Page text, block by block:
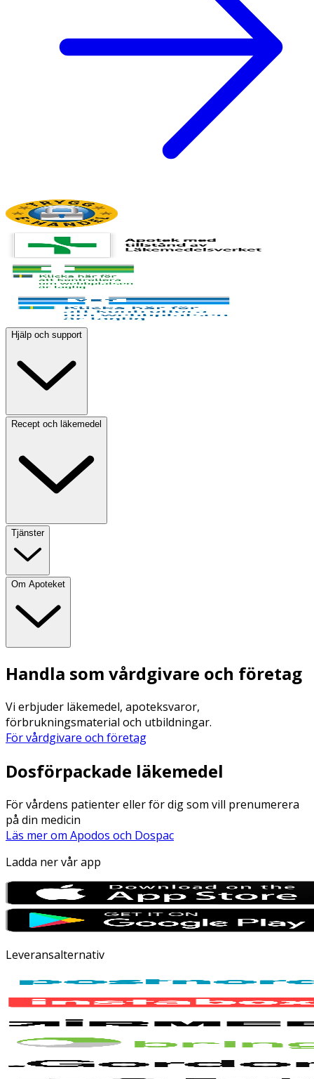
Hjälp och support
Recept och läkemedel
Tjänster
Om Apoteket
Handla som vårdgivare och företag
Vi erbjuder läkemedel, apoteksvaror,
förbrukningsmaterial och utbildningar.
För vårdgivare och företag
Dosförpackade läkemedel
För vårdens patienter eller för dig som vill prenumerera
på din medicin
Läs mer om Apodos och Dospac
Ladda ner vår app
Leveransalternativ